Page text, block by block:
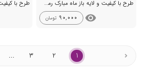
طرح با کیفیت و لایه باز ماه مبارک رمضان
visibility
90,000 تومان
1
2
3
...